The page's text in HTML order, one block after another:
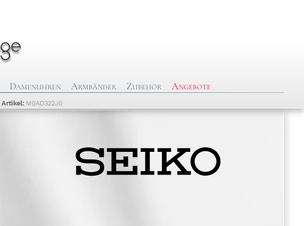
Damenuhren Armbänder Zubehör Angebote
Artikel: M0AD322J0